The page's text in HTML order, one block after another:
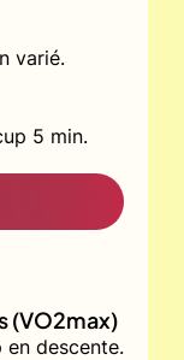
varié.
5 min.
(VO2max)
descente.